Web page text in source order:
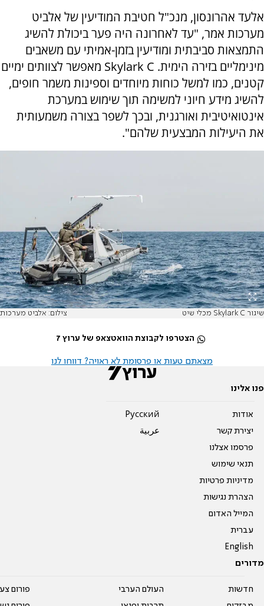
אלעד אהרונסון, מנכ"ל חטיבת המודיעין של אלביט
מערכות אמר, "עד לאחרונה היה פער ביכולת להשיג
התמצאות סביבתית ומודיעין בזמן-אמיתי עם משאבים
מינימליים בזירה הימית. Skylark C מאפשר לצוותים ימיים
קטנים, כמו למשל כוחות מיוחדים וספינות משמר חופים,
להשיג מידע חיוני למשימה תוך שימוש במערכת
אינטואיטיבית ואורגנית, ובכך לשפר בצורה משמעותית
את היעילות המבצעית שלהם".
שיגור Skylark C מכלי שיט צילום: אלביט מערכות
הצטרפו לקבוצת הוואטצאפ של ערוץ 7
מצאתם טעות או פרסומת לא ראויה? דווחו לנו
פנו אלינו
אודות
יצירת קשר
פרסמו אצלנו
תנאי שימוש
מדיניות פרטיות
הצהרת נגישות
המייל האדום
עברית
English
Pусский
عربية
מדורים
חדשות
העולם הערבי
פורום